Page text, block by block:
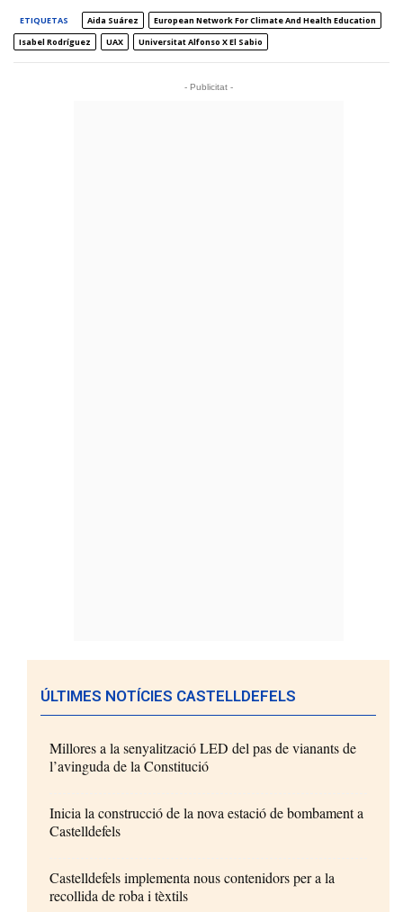
ETIQUETAS Aida Suárez
European Network For Climate And Health Education
Isabel Rodríguez
UAX Universitat Alfonso X El Sabio
- Publicitat -
ÚLTIMES NOTÍCIES CASTELLDEFELS
Millores a la senyalització LED del pas de vianants de
l’avinguda de la Constitució
Inicia la construcció de la nova estació de bombament a
Castelldefels
Castelldefels implementa nous contenidors per a la
recollida de roba i tèxtils